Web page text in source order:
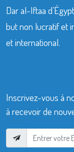
Dar al-Iftaa
but non lucratif et
et international.
Inscrivez-vous à
à recevoir de